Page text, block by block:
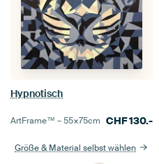
Hypnotisch
ArtFrame™ –55×75cm CHF130.-
Größe & Material selbst wählen